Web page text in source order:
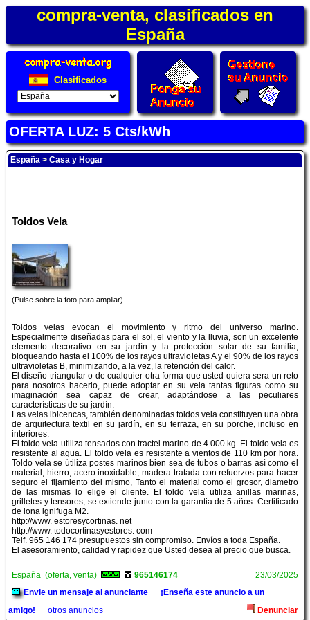
compra-venta, clasificados en
España
Clasificados
OFERTA LUZ: 5 Cts/kWh
España > Casa y Hogar
Toldos Vela
(Pulse sobre la foto para ampliar)
Toldos velas evocan el movimiento y ritmo del universo marino.
Especialmente diseñadas para el sol, el viento y la lluvia, son un excelente
elemento decorativo en su jardín y la protección solar de su familia,
bloqueando hasta el 100% de los rayos ultravioletas A y el 90% de los rayos
ultravioletas B, minimizando, a la vez, la retención del calor.
El diseño triangular o de cualquier otra forma que usted quiera sera un reto
para nosotros hacerlo, puede adoptar en su vela tantas figuras como su
imaginación sea capaz de crear, adaptándose a las peculiares
características de su jardín.
Las velas ibicencas, también denominadas toldos vela constituyen una obra
de arquitectura textil en su jardín, en su terraza, en su porche, incluso en
interiores.
El toldo vela utiliza tensados con tractel marino de 4.000 kg. El toldo vela es
resistente al agua. El toldo vela es resistente a vientos de 110 km por hora.
Toldo vela se útiliza postes marinos bien sea de tubos o barras así como el
material, hierro, acero inoxidable, madera tratada con refuerzos para hacer
seguro el fijamiento del mismo, Tanto el material como el grosor, diametro
de las mismas lo elige el cliente. El toldo vela utiliza anillas marinas,
grilletes y tensores, se extiende junto con la garantia de 5 años. Certificado
de lona ignifuga M2.
http://www. estoresycortinas. net
http://www. todocortinasyestores. com
Telf. 965 146 174 presupuestos sin compromiso. Envíos a toda España.
El asesoramiento, calidad y rapidez que Usted desea al precio que busca.
España (oferta, venta) 965146174
23/03/2025
Envie un mensaje al anunciante
¡Enseña este anuncio a un
amigo!
otros anuncios Denunciar